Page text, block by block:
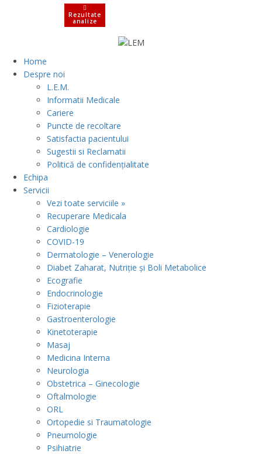
Home
Despre noi
L.E.M.
Informatii Medicale
Cariere
Puncte de recoltare
Satisfactia pacientului
Sugestii si Reclamatii
Politică de confidențialitate
Echipa
Servicii
Vezi toate serviciile »
Recuperare Medicala
Cardiologie
COVID-19
Dermatologie – Venerologie
Diabet Zaharat, Nutriție și Boli Metabolice
Ecografie
Endocrinologie
Fizioterapie
Gastroenterologie
Kinetoterapie
Masaj
Medicina Interna
Neurologia
Obstetrica – Ginecologie
Oftalmologie
ORL
Ortopedie si Traumatologie
Pneumologie
Psihiatrie
Rezultate
analize